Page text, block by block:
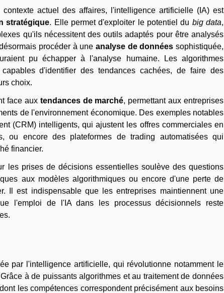
actuel des affaires, l'intelligence artificielle (IA) est
stratégique. Elle permet d'exploiter le potentiel du big data,
qu'ils nécessitent des outils adaptés pour être analysés
procéder à uneanalyse de données sophistiquée,
pu échapper à l'analyse humaine. Les algorithmes
d'identifier des tendances cachées, de faire des
choix.
face aux tendances de marché, permettant aux entreprises
de l'environnement économique. Des exemples notables
(CRM) intelligents, qui ajustent les offres commerciales en
ou encore des plateformes de trading automatisées qui
financier.
les prises de décisions essentielles soulève des questions
aux modèles algorithmiques ou encore d'une perte de
Il est indispensable que les entreprises maintiennent une
l'emploi de l'IA dans les processus décisionnels reste
par l'intelligence artificielle, qui révolutionne notamment le
à de puissants algorithmes et au traitement de données
les compétences correspondent précisément aux besoins